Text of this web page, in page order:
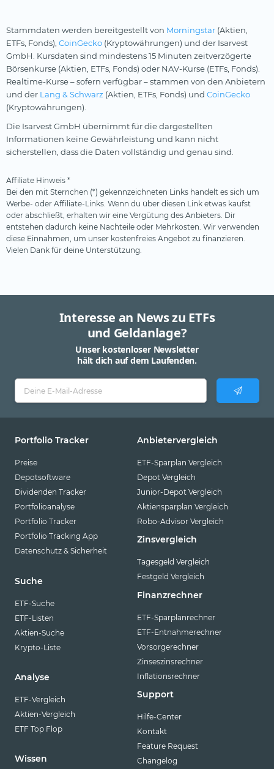
Stammdaten werden bereitgestellt von Morningstar (Aktien,
ETFs, Fonds), CoinGecko (Kryptowährungen) und der Isarvest
GmbH. Kursdaten sind mindestens 15 Minuten zeitverzögerte
Börsenkurse (Aktien, ETFs, Fonds) oder NAV-Kurse (ETFs, Fonds).
Realtime-Kurse – sofern verfügbar – stammen von den Anbietern
und der Lang & Schwarz (Aktien, ETFs, Fonds) und CoinGecko
(Kryptowährungen).
Die Isarvest GmbH übernimmt für die dargestellten
Informationen keine Gewährleistung und kann nicht
sicherstellen, dass die Daten vollständig und genau sind.
Affiliate Hinweis *
Bei den mit Sternchen (*) gekennzeichneten Links handelt es sich um
Werbe- oder Affiliate-Links. Wenn du über diesen Link etwas kaufst
oder abschließt, erhalten wir eine Vergütung des Anbieters. Dir
entstehen dadurch keine Nachteile oder Mehrkosten. Wir verwenden
diese Einnahmen, um unser kostenfreies Angebot zu finanzieren.
Vielen Dank für deine Unterstützung.
Interesse an News zu ETFs
und Geldanlage?
Unser kostenloser Newsletter
hält dich auf dem Laufenden.
Portfolio Tracker
Preise
Depotsoftware
Dividenden Tracker
Portfolioanalyse
Portfolio Tracker
Portfolio Tracking App
Datenschutz & Sicherheit
Suche
ETF-Suche
ETF-Listen
Aktien-Suche
Krypto-Liste
Analyse
ETF-Vergleich
Aktien-Vergleich
ETF Top Flop
Wissen
Anbietervergleich
ETF-Sparplan Vergleich
Depot Vergleich
Junior-Depot Vergleich
Aktiensparplan Vergleich
Robo-Advisor Vergleich
Zinsvergleich
Tagesgeld Vergleich
Festgeld Vergleich
Finanzrechner
ETF-Sparplanrechner
ETF-Entnahmerechner
Vorsorgerechner
Zinseszinsrechner
Inflationsrechner
Support
Hilfe-Center
Kontakt
Feature Request
Changelog